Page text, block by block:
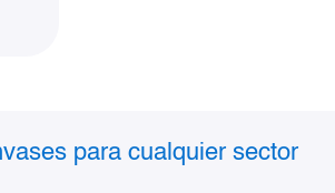
para cualquier sector